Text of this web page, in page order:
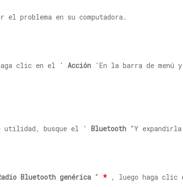
problema en su computadora.
clic en el ' Acción 'En la barra de menú
utilidad, busque el ' Bluetooth ”Y
Bluetooth genérica “ * , luego haga clic